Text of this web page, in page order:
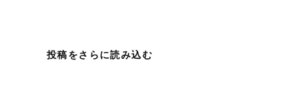
投稿をさらに読み込む